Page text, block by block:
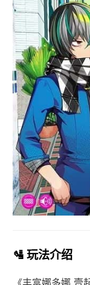
🛂 玩法介绍
《丰富娜多娜